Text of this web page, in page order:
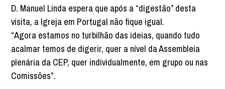
D. Manuel Linda espera que após a “digestão” desta
visita, a Igreja em Portugal não fique igual.
“Agora estamos no turbilhão das ideias, quando tudo
acalmar temos de digerir, quer a nível da Assembleia
plenária da CEP, quer individualmente, em grupo ou nas
Comissões”.